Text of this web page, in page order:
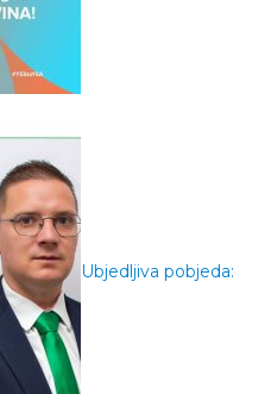
Ubjedljiva pobjeda: